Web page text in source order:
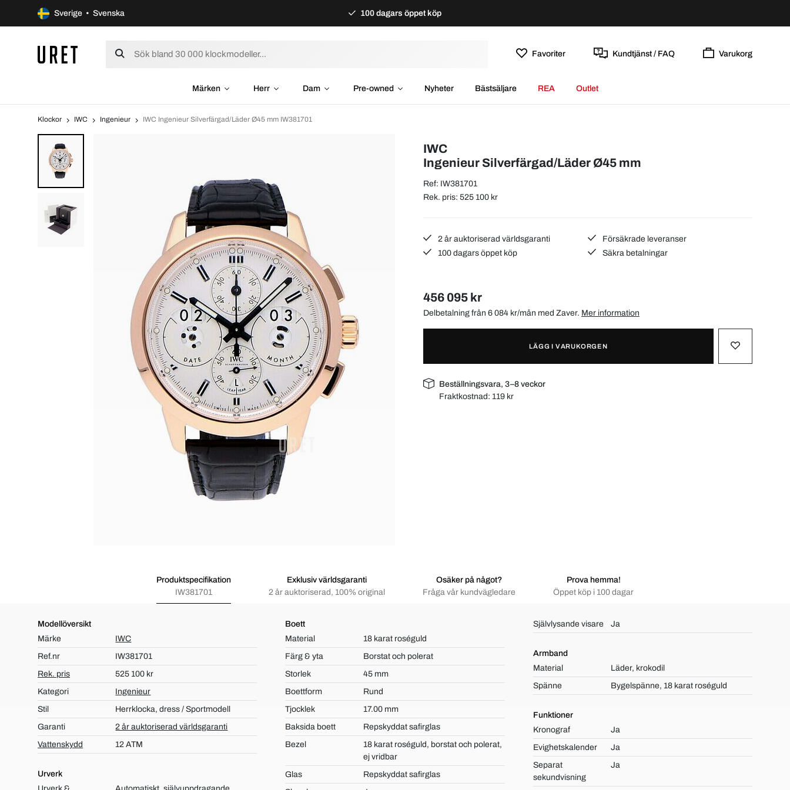
Sverige • Svenska 100 dagars öppet köp
Favoriter Kundtjänst / FAQ Varukorg
Märken Herr Dam Pre-owned Nyheter Bästsäljare REA Outlet
Klockor IWC Ingenieur IWC Ingenieur Silverfärgad/Läder Ø45 mm IW381701
IWC
Ingenieur Silverfärgad/Läder Ø45 mm
Ref: IW381701
Rek. pris: 525 100 kr
2 år auktoriserad världsgaranti
Försäkrade leveranser
100 dagars öppet köp
Säkra betalningar
456 095 kr
Delbetalning från 6 084 kr/mån med Zaver. Mer information
LÄGG I VARUKORGEN
Beställningsvara, 3–8 veckor
Fraktkostnad: 119 kr
Produktspecifikation
IW381701
Exklusiv världsgaranti
2 år auktoriserad, 100% original
Osäker på något?
Fråga vår kundvägledare
Prova hemma!
Öppet köp i 100 dagar
Modellöversikt
Märke
IWC
Ref.nr
IW381701
Rek. pris
525 100 kr
Kategori
Ingenieur
Stil
Herrklocka, dress / Sportmodell
Garanti
2 år auktoriserad världsgaranti
Vattenskydd
12 ATM
Urverk
Boett
Material
18 karat roséguld
Färg & yta
Borstat och polerat
Storlek
45 mm
Boettform
Rund
Tjocklek
17.00 mm
Baksida boett
Repskyddat safirglas
Bezel
18 karat roséguld, borstat och polerat,
ej vridbar
Glas
Repskyddat safirglas
Självlysande visare Ja
Armband
Material
Läder, krokodil
Spänne
Bygelspänne, 18 karat roséguld
Funktioner
Kronograf
Ja
Evighetskalender
Ja
Separat
sekundvisning
Ja